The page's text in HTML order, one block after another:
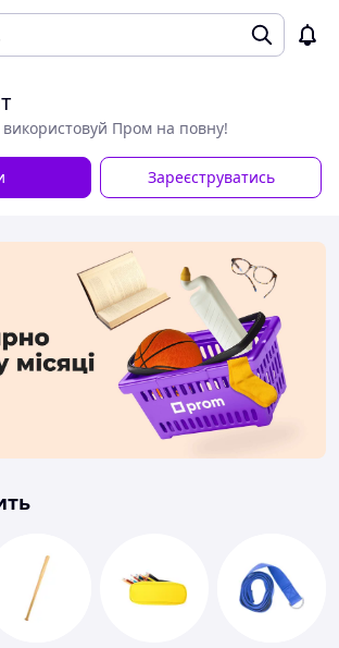
використовуй Пром на повну!
Зареєструватись